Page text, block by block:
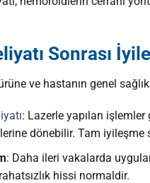
Sonrası
ve hastanın genel
: Lazerle yapılan
dönebilir. Tam iyileşme
: Daha ileri vakalarda
hissi normaldir.